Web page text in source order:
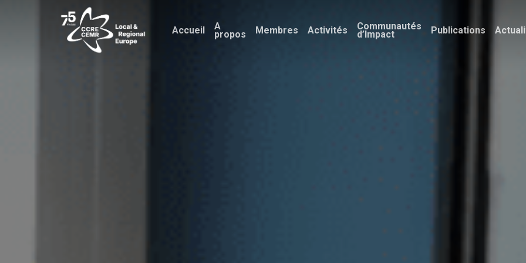
Accueil A
propos Membres Activités Communautés
d’Impact Publications